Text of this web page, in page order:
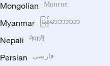
Mongolian Монгол
Myanmar မြန်မာဘာသာ
Nepali नेपाली
Persian فارسی